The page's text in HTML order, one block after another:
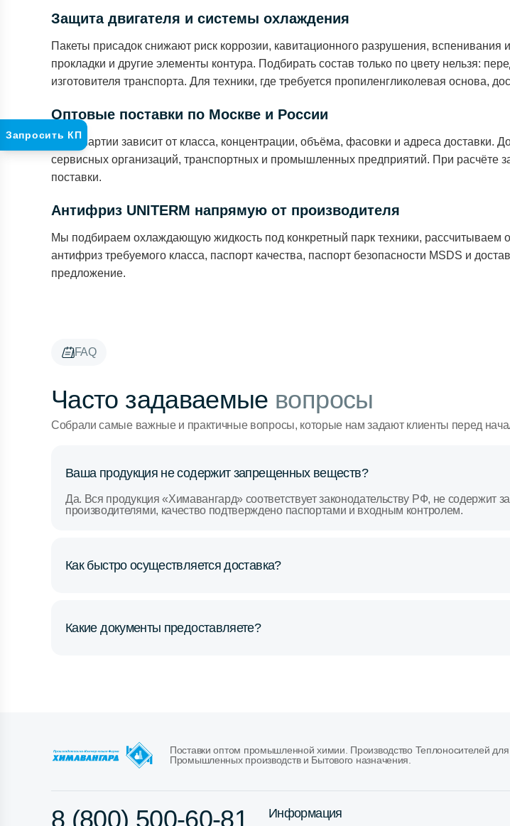
Защита двигателя и системы охлаждения
Пакеты присадок снижают риск коррозии, кавитационного разрушения,
прокладки и другие элементы контура. Подбирать состав только по цвету нельзя:
изготовителя транспорта. Для техники, где требуется пропиленгликолевая основа,
Оптовые поставки по Москве и России
Цена партии зависит от класса, концентрации, объёма, фасовки и адреса доставки.
сервисных организаций, транспортных и промышленных предприятий. При расчёте
поставки.
Антифриз UNITERM напрямую от производителя
Мы подбираем охлаждающую жидкость под конкретный парк техники, рассчитываем
антифриз требуемого класса, паспорт качества, паспорт безопасности MSDS и
предложение.
FAQ
Часто задаваемые вопросы
Собрали самые важные и практичные вопросы, которые нам задают клиенты перед
Ваша продукция не содержит запрещенных веществ?
Да. Вся продукция «Химавангард» соответствует законодательству РФ, не
производителями, качество подтверждено паспортами и входным контролем.
Как быстро осуществляется доставка?
Какие документы предоставляете?
Поставки оптом промышленной химии. Производство Теплоносителей
Промышленных производств и Бытового назначения.
8 (800) 500-60-81 Информация
Запросить КП